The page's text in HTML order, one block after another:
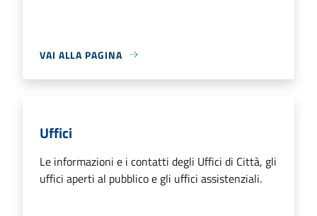
VAI ALLA PAGINA
Uffici
Le informazioni e i contatti degli Uffici di Città, gli
uffici aperti al pubblico e gli uffici assistenziali.